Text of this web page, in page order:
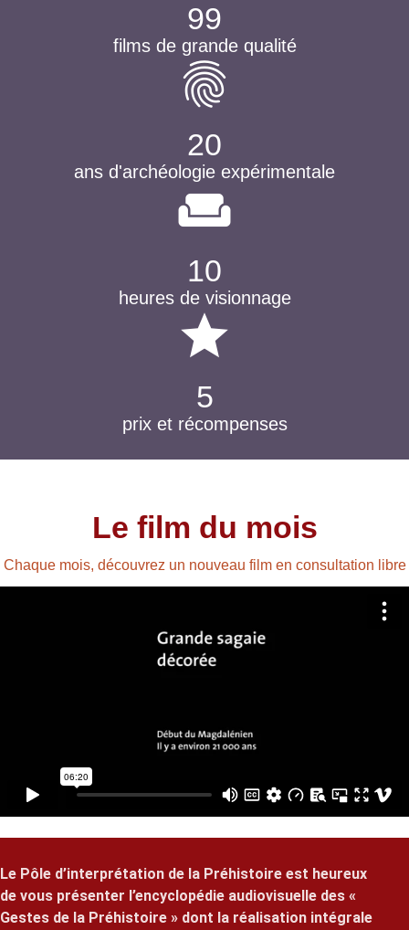
99
films de grande qualité
fingerprint
20
ans d'archéologie expérimentale
weekend
10
heures de visionnage
star
5
prix et récompenses
Le film du mois
Chaque mois, découvrez un nouveau film en consultation libre
Le Pôle d’interprétation de la Préhistoire est heureux
de vous présenter l’encyclopédie audiovisuelle des «
Gestes de la Préhistoire » dont la réalisation intégrale